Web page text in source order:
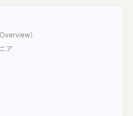
析・書
〜
書き出
・レッスン録音・
）
ア